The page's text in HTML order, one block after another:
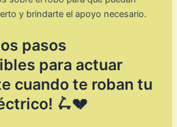
y brindarte el apoyo necesario.
pasos
para actuar
cuando te roban tu
🛴💔